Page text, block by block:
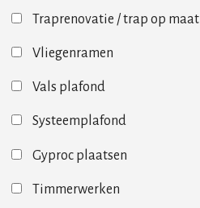
Traprenovatie / trap op maat
Vliegenramen
Vals plafond
Systeemplafond
Gyproc plaatsen
Timmerwerken